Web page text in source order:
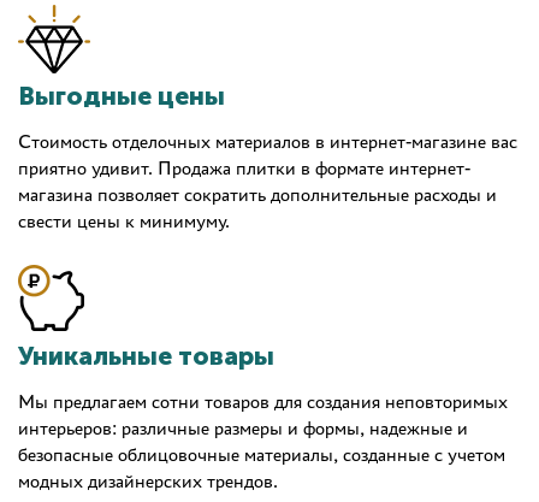
Выгодные цены
Стоимость отделочных материалов в интернет-магазине вас
приятно удивит. Продажа плитки в формате интернет-
магазина позволяет сократить дополнительные расходы и
свести цены к минимуму.
Уникальные товары
Мы предлагаем сотни товаров для создания неповторимых
интерьеров: различные размеры и формы, надежные и
безопасные облицовочные материалы, созданные с учетом
модных дизайнерских трендов.